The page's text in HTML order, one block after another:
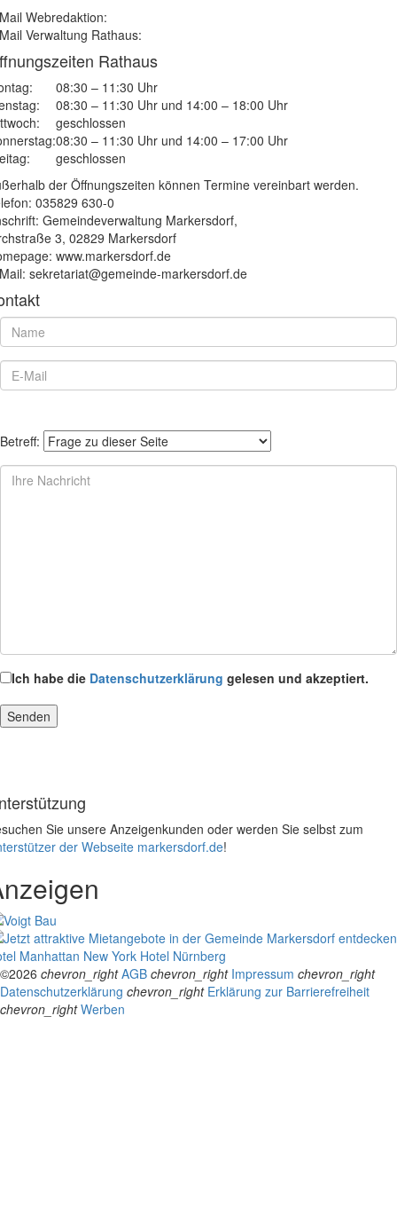
Webredaktion:
Verwaltung Rathaus:
Rathaus
08:30 – 11:30 Uhr
08:30 – 11:30 Uhr und 14:00 – 18:00 Uhr
geschlossen
08:30 – 11:30 Uhr und 14:00 – 17:00 Uhr
geschlossen
der Öffnungszeiten können Termine vereinbart werden.
035829 630-0
Gemeindeverwaltung Markersdorf,
3, 02829 Markersdorf
www.markersdorf.de
sekretariat@gemeinde-markersdorf.de
Betreff:
Ich habe die Datenschutzerklärung gelesen und akzeptiert.
Sie unsere Anzeigenkunden oder werden Sie selbst zum
der Webseite markersdorf.de!
Manhattan New York Hotel Nürnberg
©2026 chevron_right AGB chevron_right Impressum chevron_right
Datenschutzerklärung chevron_right Erklärung zur Barrierefreiheit
chevron_right Werben